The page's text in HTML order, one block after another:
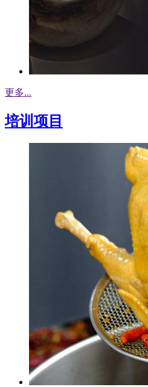
更多...
培训项目